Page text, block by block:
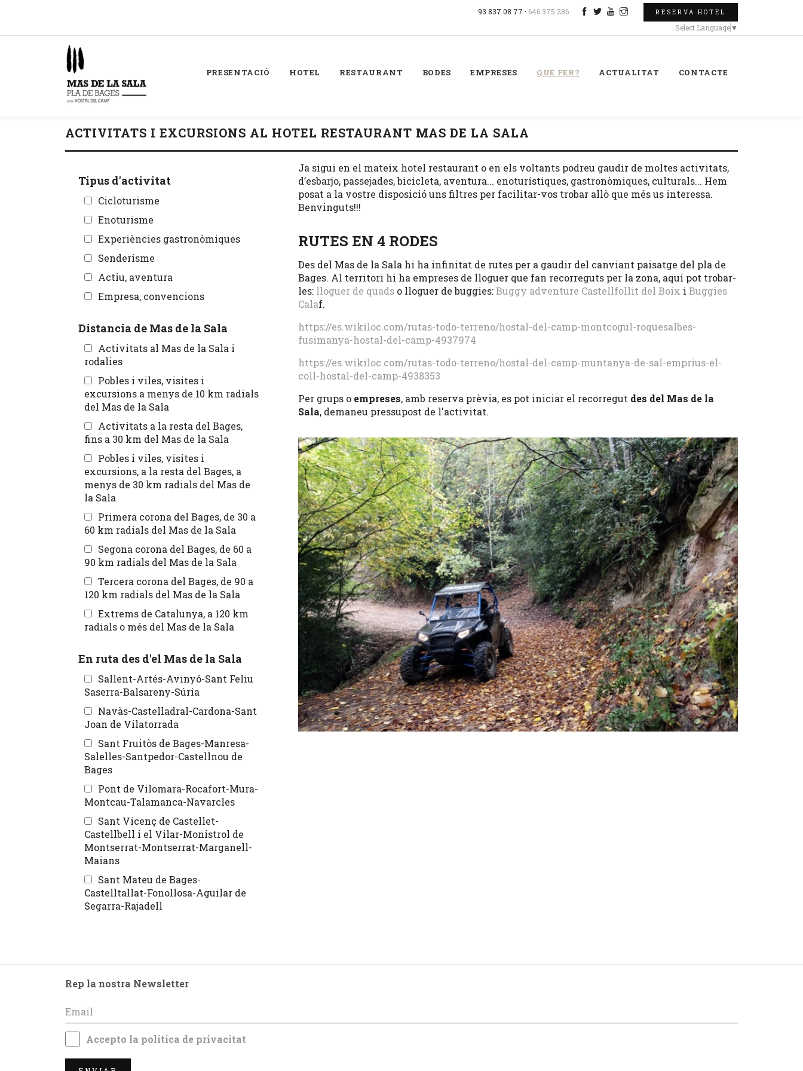
93 837 08 77 · 646 375 286 RESERVA HOTEL
Select Language▼
PRESENTACIÓ HOTEL RESTAURANT BODES EMPRESES QUÈ FER? ACTUALITAT CONTACTE
ACTIVITATS I EXCURSIONS AL HOTEL RESTAURANT MAS DE LA SALA
Tipus d'activitat
Cicloturisme
Enoturisme
Experiències gastronòmiques
Senderisme
Actiu, aventura
Empresa, convencions
Distancia de Mas de la Sala
Activitats al Mas de la Sala i
rodalies
Pobles i viles, visites i
excursions a menys de 10 km radials
del Mas de la Sala
Activitats a la resta del Bages,
fins a 30 km del Mas de la Sala
Pobles i viles, visites i
excursions, a la resta del Bages, a
menys de 30 km radials del Mas de
la Sala
Primera corona del Bages, de 30 a
60 km radials del Mas de la Sala
Segona corona del Bages, de 60 a
90 km radials del Mas de la Sala
Tercera corona del Bages, de 90 a
120 km radials del Mas de la Sala
Extrems de Catalunya, a 120 km
radials o més del Mas de la Sala
En ruta des d'el Mas de la Sala
Sallent-Artés-Avinyó-Sant Feliu
Saserra-Balsareny-Súria
Navàs-Castelladral-Cardona-Sant
Joan de Vilatorrada
Sant Fruitòs de Bages-Manresa-
Salelles-Santpedor-Castellnou de
Bages
Pont de Vilomara-Rocafort-Mura-
Montcau-Talamanca-Navarcles
Sant Vicenç de Castellet-
Castellbell i el Vilar-Monistrol de
Montserrat-Montserrat-Marganell-
Maians
Sant Mateu de Bages-
Castelltallat-Fonollosa-Aguilar de
Segarra-Rajadell
Ja sigui en el mateix hotel restaurant o en els voltants podreu gaudir de moltes activitats,
d’esbarjo, passejades, bicicleta, aventura... enoturístiques, gastronòmiques, culturals... Hem
posat a la vostre disposició uns filtres per facilitar-vos trobar allò que més us interessa.
Benvinguts!!!
RUTES EN 4 RODES
Des del Mas de la Sala hi ha infinitat de rutes per a gaudir del canviant paisatge del pla de
Bages. Al territori hi ha empreses de lloguer que fan recorreguts per la zona, aquí pot trobar-
les: lloguer de quads o lloguer de buggies:Buggy adventure Castellfollit del Boix i Buggies
Calaf.
https://es.wikiloc.com/rutas-todo-terreno/hostal-del-camp-montcogul-roquesalbes-
fusimanya-hostal-del-camp-4937974
https://es.wikiloc.com/rutas-todo-terreno/hostal-del-camp-muntanya-de-sal-emprius-el-
coll-hostal-del-camp-4938353
Per grups o empreses, amb reserva prèvia, es pot iniciar el recorregut des del Mas de la
Sala, demaneu pressupost de l'activitat.
Rep la nostra Newsletter
Accepto la política de privacitat